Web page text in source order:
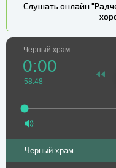
Слушать онлайн
Черный храм
0:00
58:48
Черный храм